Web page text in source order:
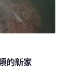
的新家